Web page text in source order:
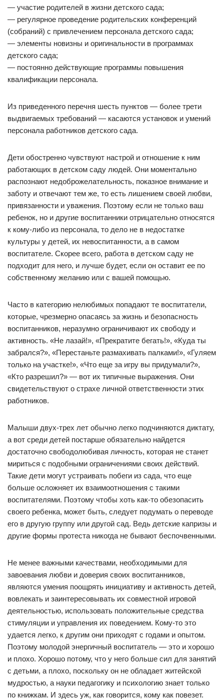
— участие родителей в жизни детского сада;
— регулярное проведение родительских конференций
(собраний) с привлечением персонала детского сада;
— элементы новизны и оригинальности в программах
детского сада;
— постоянно действующие программы повышения
квалификации персонала.
Из приведенного перечня шесть пунктов — более трети
выдвигаемых требований — касаются установок и умений
персонала работников детского сада.
Дети обостренно чувствуют настрой и отношение к ним
работающих в детском саду людей. Они моментально
распознают недоброжелательность, показное внимание и
заботу и отвечают тем же, то есть лишением своей любви,
привязанности и уважения. Поэтому если не только ваш
ребенок, но и другие воспитанники отрицательно относятся
к кому-либо из персонала, то дело не в недостатке
культуры у детей, их невоспитанности, а в самом
воспитателе. Скорее всего, работа в детском саду не
подходит для него, и лучше будет, если он оставит ее по
собственному желанию или с вашей помощью.
Часто в категорию нелюбимых попадают те воспитатели,
которые, чрезмерно опасаясь за жизнь и безопасность
воспитанников, неразумно ограничивают их свободу и
активность. «Не лазай!», «Прекратите бегать!», «Куда ты
забрался?», «Перестаньте размахивать палками!», «Гуляем
только на участке!», «Что еще за игру вы придумали?»,
«Кто разрешил?» — вот их типичные выражения. Они
свидетельствуют о страхе личной ответственности этих
работников.
Малыши двух-трех лет обычно легко подчиняются диктату,
а вот среди детей постарше обязательно найдется
достаточно свободолюбивая личность, которая не станет
мириться с подобными ограничениями своих действий.
Такие дети могут устраивать побеги из сада, что еще
больше осложняет их взаимоотношения с такими
воспитателями. Поэтому чтобы хоть как-то обезопасить
своего ребенка, может быть, следует подумать о переводе
его в другую группу или другой сад. Ведь детские капризы и
другие формы протеста никогда не бывают беспочвенными.
Не менее важными качествами, необходимыми для
завоевания любви и доверия своих воспитанников,
являются умения поощрять инициативу и активность детей,
вовлекать и заинтересовывать их совместной игровой
деятельностью, использовать положительные средства
стимуляции и управления их поведением. Кому-то это
удается легко, к другим они приходят с годами и опытом.
Поэтому молодой энергичный воспитатель — это и хорошо
и плохо. Хорошо потому, что у него больше сил для занятий
с детьми, а плохо, поскольку он не обладает житейской
мудростью, а науки педагогику и психологию знает только
по книжкам. И здесь уж, как говорится, кому как повезет.